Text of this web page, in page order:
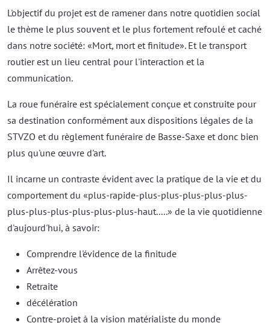
L'objectif du projet est de ramener dans notre quotidien social
le thème le plus souvent et le plus fortement refoulé et caché
dans notre société: «Mort, mort et finitude». Et le transport
routier est un lieu central pour l'interaction et la
communication.
La roue funéraire est spécialement conçue et construite pour
sa destination conformément aux dispositions légales de la
STVZO et du règlement funéraire de Basse-Saxe et donc bien
plus qu'une œuvre d'art.
Il incarne un contraste évident avec la pratique de la vie et du
comportement du «plus-rapide-plus-plus-plus-plus-plus-
plus-plus-plus-plus-plus-plus-haut.....» de la vie quotidienne
d'aujourd'hui, à savoir:
Comprendre l'évidence de la finitude
Arrêtez-vous
Retraite
décélération
Contre-projet à la vision matérialiste du monde